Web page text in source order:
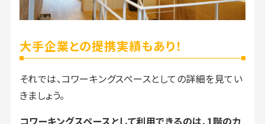
大手企業との提携実績もあり！
それでは、コワーキングスペースとしての詳細を見てい
きましょう。